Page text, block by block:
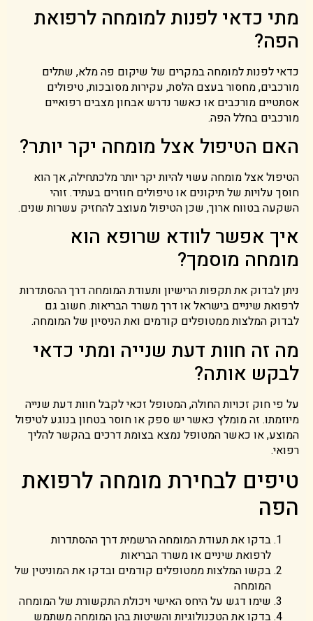
מתי כדאי לפנות למומחה לרפואת
הפה?
כדאי לפנות למומחה במקרים של שיקום פה מלא, שתלים
מורכבים, מחסור בעצם הלסת, עקירות מסובכות, טיפולים
אסתטיים מורכבים או כאשר נדרש אבחון מצבים רפואיים
מורכבים בחלל הפה.
האם הטיפול אצל מומחה יקר יותר?
הטיפול אצל מומחה עשוי להיות יקר יותר מלכתחילה, אך הוא
חוסך עלויות של תיקונים או טיפולים חוזרים בעתיד. זוהי
השקעה בטווח ארוך, שכן הטיפול מעוצב להחזיק עשרות שנים.
איך אפשר לוודא שרופא הוא
מומחה מוסמך?
ניתן לבדוק את תקפות הרישיון ותעודת המומחה דרך ההסתדרות
לרפואת שיניים בישראל או דרך משרד הבריאות. חשוב גם
לבדוק המלצות ממטופלים קודמים ואת הניסיון של המומחה.
מה זה חוות דעת שנייה ומתי כדאי
לבקש אותה?
על פי חוק זכויות החולה, המטופל זכאי לקבל חוות דעת שנייה
מיוזמתו. זה מומלץ כאשר יש ספק או חוסר בטחון בנוגע לטיפול
המוצע, או כאשר המטופל נמצא בצומת דרכים בהקשר להליך
רפואי.
טיפים לבחירת מומחה לרפואת
הפה
בדקו את תעודת המומחה הרשמית דרך ההסתדרות
לרפואת שיניים או משרד הבריאות
בקשו המלצות ממטופלים קודמים ובדקו את המוניטין של
המומחה
שימו דגש על היחס האישי ויכולת התקשורת של המומחה
בדקו את הטכנולוגיות והשיטות בהן המומחה משתמש